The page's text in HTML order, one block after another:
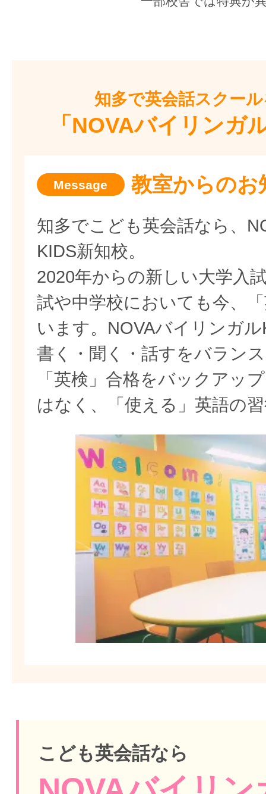
知多で英会話スクー
「NOVAバイリンガ
教室からのお
知多でこども英会話なら、
KIDS新知校。
2020年からの新しい大学入
試や中学校においても今、
います。NOVAバイリンガ
書く・聞く・話すをバラン
「英検」合格をバックアッ
はなく、「使える」英語の
こども英会話なら